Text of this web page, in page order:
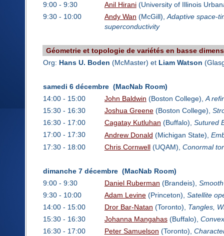
9:00 - 9:30
Anil Hirani(University of Illinois
9:30 - 10:00
Andy Wan (McGill),Adaptive space-
superconductivity
Géometrie et topologie de variétés en basse
Org: Hans U. Boden (McMaster) et Liam Watson
samedi 6 décembre (MacNab Room)
14:00 - 15:00
John Baldwin (Boston College),A
15:30 - 16:30
Joshua Greene(Boston College),
16:30 - 17:00
Cagatay Kutluhan (Buffalo), Sutured
17:00 - 17:30
Andrew Donald (Michigan State),
17:30 - 18:00
Chris Cornwell(UQAM), Conormal
dimanche 7 décembre (MacNab Room)
9:00 - 9:30
Daniel Ruberman (Brandeis),
9:30 - 10:00
Adam Levine(Princeton), Satellite
14:00 - 15:00
Dror Bar-Natan (Toronto), Tangles,
15:30 - 16:30
Johanna Mangahas(Buffalo),
16:30 - 17:00
Peter Samuelson (Toronto),